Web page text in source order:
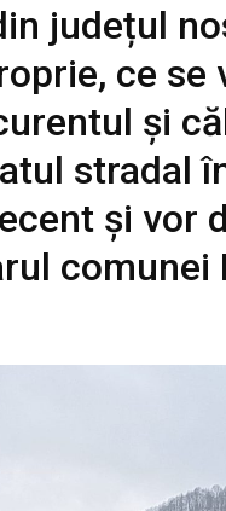
județul
ce se
și
stradal
și vor
comunei